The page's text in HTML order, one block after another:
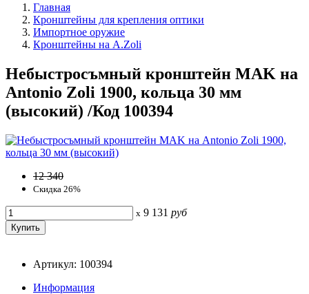
Главная
Кронштейны для крепления оптики
Импортное оружие
Кронштейны на A.Zoli
Небыстросъмный кронштейн MAK на
Antonio Zoli 1900, кольца 30 мм
(высокий) /Код 100394
12 340
Скидка 26%
x 9 131 руб
Артикул: 100394
Информация